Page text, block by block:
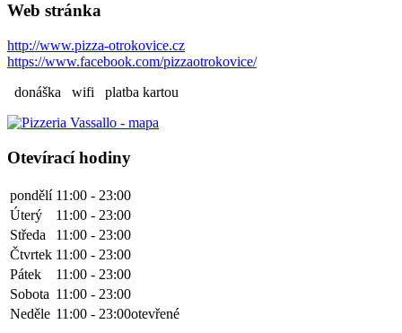
Web stránka
http://www.pizza-otrokovice.cz
https://www.facebook.com/pizzaotrokovice/
donáška
wifi platba kartou
Otevírací hodiny
pondělí 11:00 - 23:00
Úterý
11:00 - 23:00
Středa
11:00 - 23:00
Čtvrtek 11:00 - 23:00
Pátek
11:00 - 23:00
Sobota 11:00 - 23:00
Neděle 11:00 - 23:00otevřené